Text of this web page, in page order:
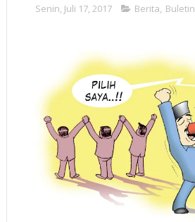
Senin, Juli 17, 2017 Berita, Buletin